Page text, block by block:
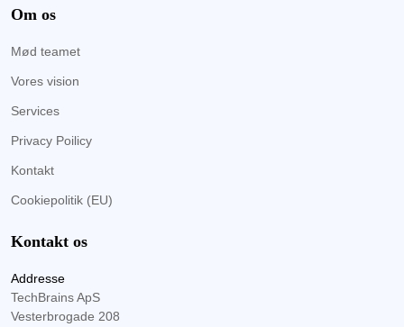
Om os
Mød teamet
Vores vision
Services
Privacy Poilicy
Kontakt
Cookiepolitik (EU)
Kontakt os
Addresse
TechBrains ApS
Vesterbrogade 208